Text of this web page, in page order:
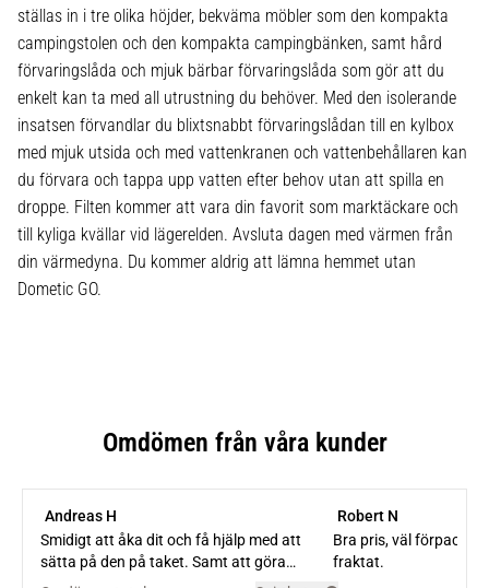
ställas in i tre olika höjder, bekväma möbler som den kompakta
campingstolen och den kompakta campingbänken, samt hård
förvaringslåda och mjuk bärbar förvaringslåda som gör att du
enkelt kan ta med all utrustning du behöver. Med den isolerande
insatsen förvandlar du blixtsnabbt förvaringslådan till en kylbox
med mjuk utsida och med vattenkranen och vattenbehållaren kan
du förvara och tappa upp vatten efter behov utan att spilla en
droppe. Filten kommer att vara din favorit som marktäckare och
till kyliga kvällar vid lägerelden. Avsluta dagen med värmen från
din värmedyna. Du kommer aldrig att lämna hemmet utan
Dometic GO.